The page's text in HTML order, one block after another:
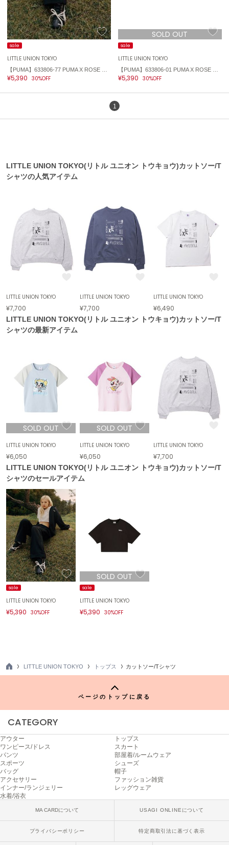
BANDOLIER
バンドリヤー
Barbour
バブアー
Beyond Closet
ビヨンドクローゼット
Calvin Klein
célon
クラークス
CODE A
コードエー
COLE HAAN
コール ハーン
コンバース
EIMY ISTOIRE
エイミー イストワール
emmi atelier
エミ アトリエ
emmi yoga
エミヨガ
ETRÉ TOKYO
エトレトウキョウ
ey
アイ
FILA
フィラ
FRAY I.D
フレイアイディー
gelato pique Sleep
ジェラート ピケ スリープ
GRAMICCI
グラミチ
HUNTER
sale
LITTLE UNION TOKYO
¥5,390 30%OFF
SOLD OUT
sale
LITTLE UNION TOKYO
¥5,390 30%OFF
1
LITTLE UNION TOKYO(リトル ユニオン トウキョウ)カットソー/T
シャツの人気アイテム
LITTLE UNION TOKYO
¥7,700
LITTLE UNION TOKYO
¥7,700
LITTLE UNION TOKYO
¥6,490
LITTLE UNION TOKYO(リトル ユニオン トウキョウ)カットソー/T
シャツの最新アイテム
SOLD OUT
LITTLE UNION TOKYO
¥6,050
SOLD OUT
LITTLE UNION TOKYO
¥6,050
LITTLE UNION TOKYO
¥7,700
LITTLE UNION TOKYO(リトル ユニオン トウキョウ)カットソー/T
シャツのセールアイテム
sale
LITTLE UNION TOKYO
¥5,390 30%OFF
SOLD OUT
sale
LITTLE UNION TOKYO
¥5,390 30%OFF
TO
LITTLE UNION TOKYO トップス カットソー/Tシャツ
ページのトップに戻る
CATEGORY
アウター
トップス
ワンピース/ドレス
スカート
パンツ
部屋着/ルームウェア
スポーツ
シューズ
バッグ
帽子
アクセサリー
ファッション雑貨
インナー/ランジェリー
レッグウェア
水着/浴衣
MA CARDについて USAGI ONLINEについて
プライバシーポリシー 特定商取引法に基づく表示